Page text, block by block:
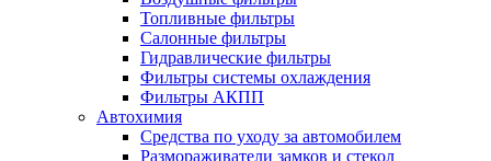
Топливные фильтры
Салонные фильтры
Гидравлические фильтры
Фильтры системы охлаждения
Фильтры АКПП
Автохимия
Средства по уходу за автомобилем
Размораживатели замков и стекол